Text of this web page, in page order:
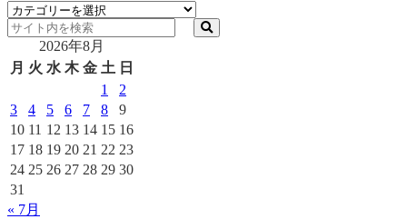
カ
テ
リ
2026年8月
月 火 水 木 金 土 日
1
2
3
4 5 6 7 8
9
10 11 12 13 14 15 16
17 18 19 20 21 22 23
24 25 26 27 28 29 30
31
« 7月